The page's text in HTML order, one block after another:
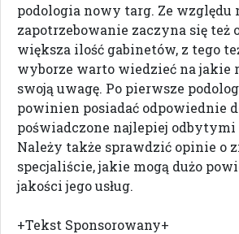
podologia nowy targ. Ze względu
zapotrzebowanie zaczyna się też
większa ilość gabinetów, z tego
wyborze warto wiedzieć na jakie
swoją uwagę. Po pierwsze
powinien posiadać odpowiednie
poświadczone najlepiej
Należy także sprawdzić opinie o
specjaliście, jakie mogą dużo
jakości jego usług.
+Tekst Sponsorowany+